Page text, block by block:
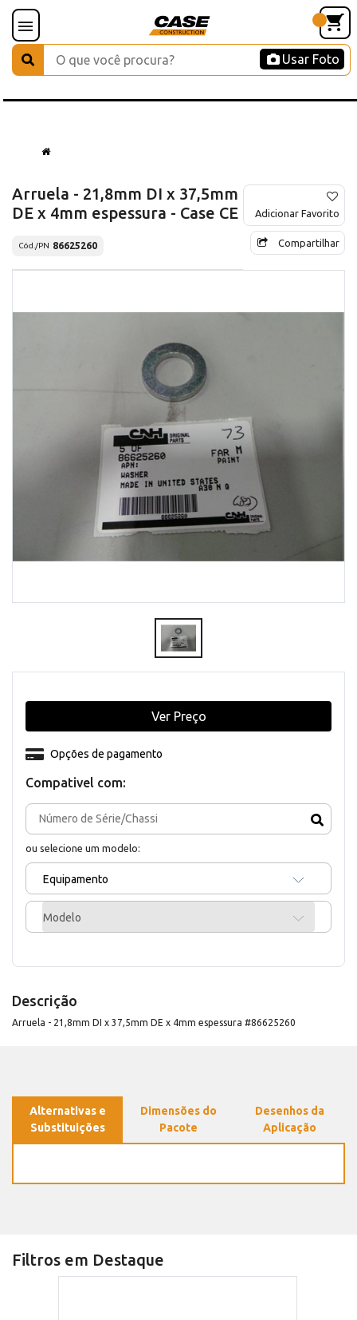
Usar Foto
Arruela - 21,8mm DI x 37,5mm
DE x 4mm espessura - Case CE
Cód./PN 86625260
Adicionar Favorito
Compartilhar
Compativel com:
ou selecione um modelo:
Equipamento
Modelo
Opções de pagamento
Ver Preço
Descrição
Arruela - 21,8mm DI x 37,5mm DE x 4mm espessura #86625260
Alternativas e
Substituições
Dimensões do
Pacote
Desenhos da
Aplicação
Filtros em Destaque